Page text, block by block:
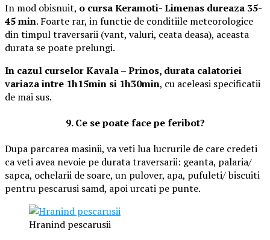
In mod obisnuit, o cursa Keramoti- Limenas dureaza 35-
45 min. Foarte rar, in functie de conditiile meteorologice
din timpul traversarii (vant, valuri, ceata deasa), aceasta
durata se poate prelungi.
In cazul curselor Kavala – Prinos, durata calatoriei
variaza intre 1h15min si 1h30min, cu aceleasi specificatii
de mai sus.
9. Ce se poate face pe feribot?
Dupa parcarea masinii, va veti lua lucrurile de care credeti
ca veti avea nevoie pe durata traversarii: geanta, palaria/
sapca, ochelarii de soare, un pulover, apa, pufuleti/ biscuiti
pentru pescarusi samd, apoi urcati pe punte.
Hranind pescarusii